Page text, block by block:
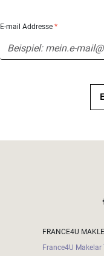
E-mail Addresse *
FRANCE4U
France4U Makelar